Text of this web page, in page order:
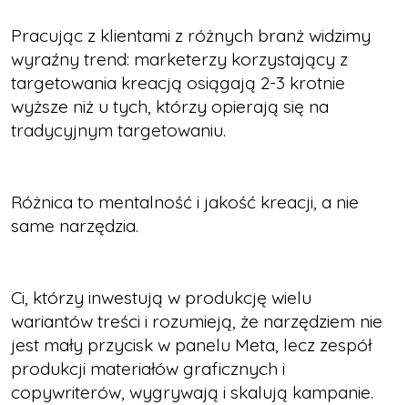
Pracując z klientami z różnych branż widzimy
wyraźny trend: marketerzy korzystający z
targetowania kreacją osiągają 2-3 krotnie
wyższe niż u tych, którzy opierają się na
tradycyjnym targetowaniu.
Różnica to mentalność i jakość kreacji, a nie
same narzędzia.
Ci, którzy inwestują w produkcję wielu
wariantów treści i rozumieją, że narzędziem nie
jest mały przycisk w panelu Meta, lecz zespół
produkcji materiałów graficznych i
copywriterów, wygrywają i skalują kampanie.